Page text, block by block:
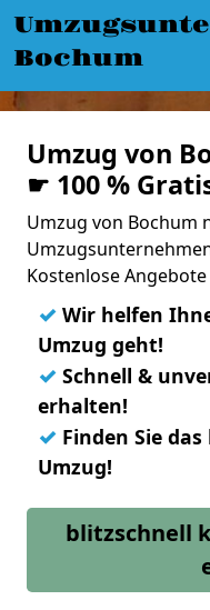
Bochum
Umzug von
☛ 100 %
Umzug von Bochum
Kostenlose
✓ Wir helfen
Umzug geht!
✓ Schnell &
erhalten!
✓ Finden Sie
Umzug!
blitzschnell